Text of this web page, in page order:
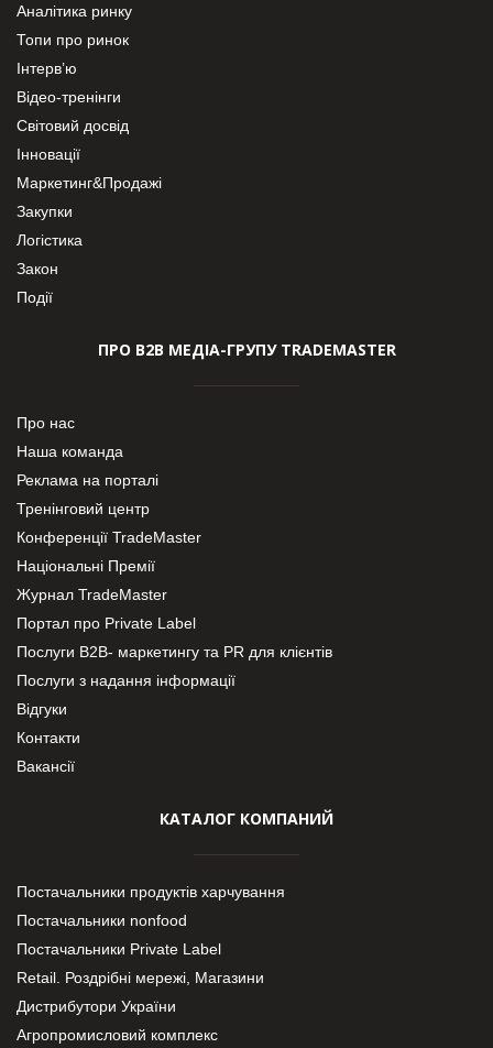
Аналітика ринку
Топи про ринок
Інтерв’ю
Відео-тренінги
Світовий досвід
Інновації
Маркетинг&Продажі
Закупки
Логістика
Закон
Події
ПРО В2В МЕДІА-ГРУПУ TRADEMASTER
Про нас
Наша команда
Реклама на порталі
Тренінговий центр
Конференції TradeMaster
Національні Премії
Журнал TradeMaster
Портал про Private Label
Послуги В2В- маркетингу та PR для клієнтів
Послуги з надання інформації
Відгуки
Контакти
Вакансії
КАТАЛОГ КОМПАНИЙ
Постачальники продуктів харчування
Постачальники nonfood
Постачальники Private Label
Retail. Роздрібні мережі, Магазини
Дистрибутори України
Агропромисловий комплекс